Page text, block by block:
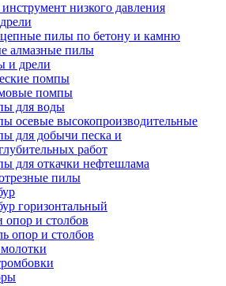
низкого давления
пилы по бетону и камню
алмазные пилы
и дрели
помпы
помпы
для воды
осевые высокопроизводительные
для добычи песка и
работ
для откачки нефтешлама
пилы
горизонтальный
и столбов
опор и столбов